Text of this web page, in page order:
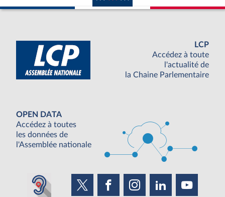
LCP
Accédez à toute
l'actualité de
la Chaine Parlementaire
OPEN DATA
Accédez à toutes
les données de
l'Assemblée nationale